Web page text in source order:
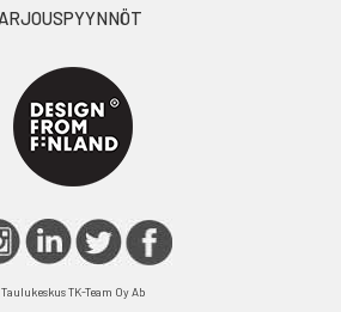
Taulukeskus TK-Team Oy Ab